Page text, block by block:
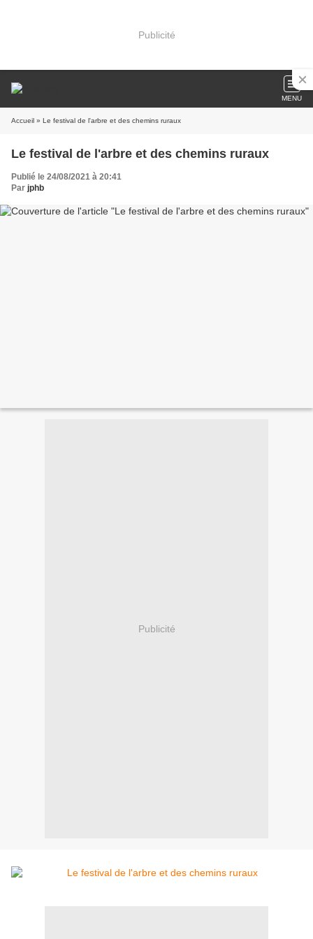
Publicité
MENU
Accueil » Le festival de l'arbre et des chemins ruraux
Le festival de l'arbre et des chemins ruraux
Publié le 24/08/2021 à 20:41
Par jphb
Publicité